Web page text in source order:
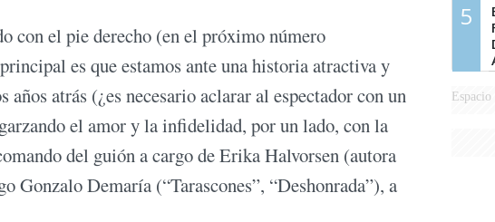
con el pie derecho (en el próximo número
es que estamos ante una historia atractiva y
atrás (¿es necesario aclarar al espectador con un
el amor y la infidelidad, por un lado, con la
del guión a cargo de Erika Halvorsen (autora
Demaría (“Tarascones”, “Deshonrada”), a
5